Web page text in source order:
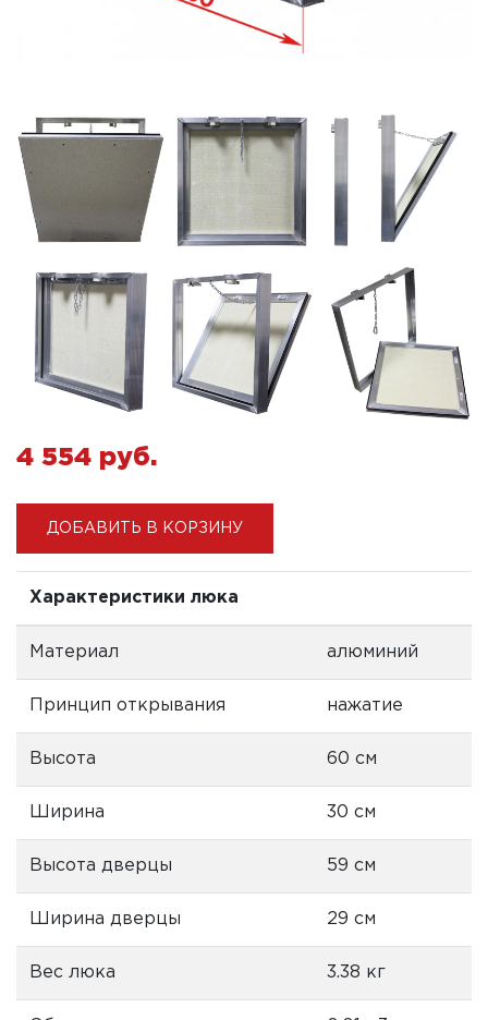
4 554 pуб.
ДОБАВИТЬ В КОРЗИНУ
Характеристики люка
Материал алюминий
Принцип открывания нажатие
Высота 60 см
Ширина 30 см
Высота дверцы 59 см
Ширина дверцы 29 см
Вес люка 3.38 кг